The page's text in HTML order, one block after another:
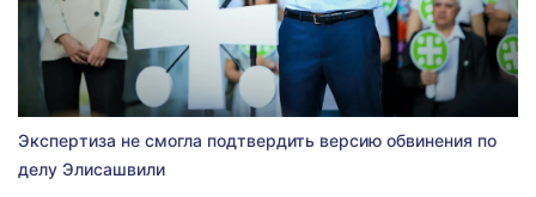
Экспертиза не смогла подтвердить версию обвинения по
делу Элисашвили